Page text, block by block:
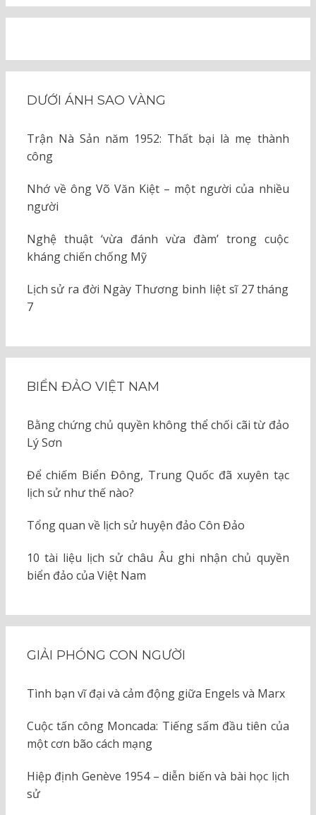
DƯỚI ÁNH SAO VÀNG
Trận Nà Sản năm 1952: Thất bại là mẹ thành
công
Nhớ về ông Võ Văn Kiệt – một người của nhiều
người
Nghệ thuật ‘vừa đánh vừa đàm’ trong cuộc
kháng chiến chống Mỹ
Lịch sử ra đời Ngày Thương binh liệt sĩ 27 tháng
7
BIỂN ĐẢO VIỆT NAM
Bằng chứng chủ quyền không thể chối cãi từ đảo
Lý Sơn
Để chiếm Biển Đông, Trung Quốc đã xuyên tạc
lịch sử như thế nào?
Tổng quan về lịch sử huyện đảo Côn Đảo
10 tài liệu lịch sử châu Âu ghi nhận chủ quyền
biển đảo của Việt Nam
GIẢI PHÓNG CON NGƯỜI
Tình bạn vĩ đại và cảm động giữa Engels và Marx
Cuộc tấn công Moncada: Tiếng sấm đầu tiên của
một cơn bão cách mạng
Hiệp định Genève 1954 – diễn biến và bài học lịch
sử